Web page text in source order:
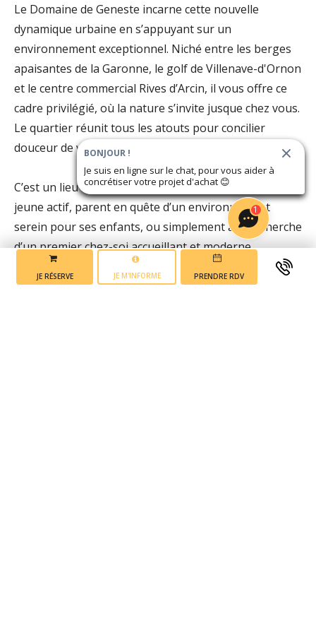
Le Domaine de Geneste incarne cette nouvelle
dynamique urbaine en s’appuyant sur un
environnement exceptionnel. Niché entre les berges
apaisantes de la Garonne, le golf de Villenave-d'Ornon
et le centre commercial Rives d’Arcin, il vous offre ce
cadre privilégié, où la nature s’invite jusque chez vous.
Le quartier réunit tous les atouts pour concilier
douceur de vivre et vie active.
C’est un lieu idéal pour poser ses valises, que l’on soit
jeune actif, parent en quête d’un environnement
serein pour ses enfants, ou simplement à la recherche
d’un premier chez-soi accueillant et moderne.
JE RÉSERVE JE M'INFORME PRENDRE RDV
1
BONJOUR !
Je suis en ligne sur le chat, pour vous aider à
concrétiser votre projet d'achat 😊